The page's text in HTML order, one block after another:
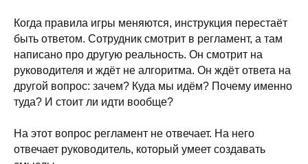
Когда правила игры меняются, инструкция перестаёт
быть ответом. Сотрудник смотрит в регламент, а там
написано про другую реальность. Он смотрит на
руководителя и ждёт не алгоритма. Он ждёт ответа на
другой вопрос: зачем? Куда мы идём? Почему именно
туда? И стоит ли идти вообще?
На этот вопрос регламент не отвечает. На него
отвечает руководитель, который умеет создавать